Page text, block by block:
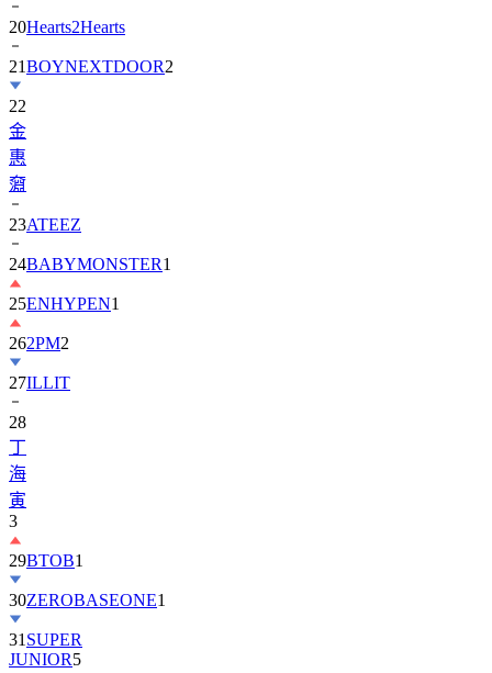
20Hearts2Hearts
21BOYNEXTDOOR2
22
金
惠
奫
23ATEEZ
24BABYMONSTER1
25ENHYPEN1
262PM2
27ILLIT
28
丁
海
寅
3
29BTOB1
30ZEROBASEONE1
31 SUPER
JUNIOR5